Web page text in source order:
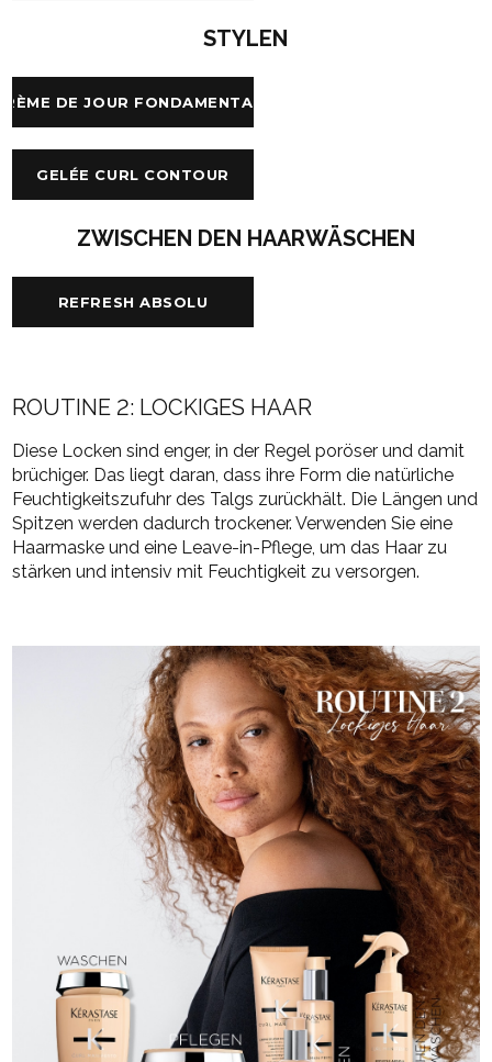
STYLEN
DE JOUR FONDAMENTALE
GELÉE CURL CONTOUR
ZWISCHEN DEN HAARWÄSCHEN
REFRESH ABSOLU
ROUTINE 2: LOCKIGES HAAR
Diese Locken sind enger, in der Regel poröser und damit
brüchiger. Das liegt daran, dass ihre Form die natürliche
Feuchtigkeitszufuhr des Talgs zurückhält. Die Längen und
Spitzen werden dadurch trockener. Verwenden Sie eine
Haarmaske und eine Leave-in-Pflege, um das Haar zu
stärken und intensiv mit Feuchtigkeit zu versorgen.